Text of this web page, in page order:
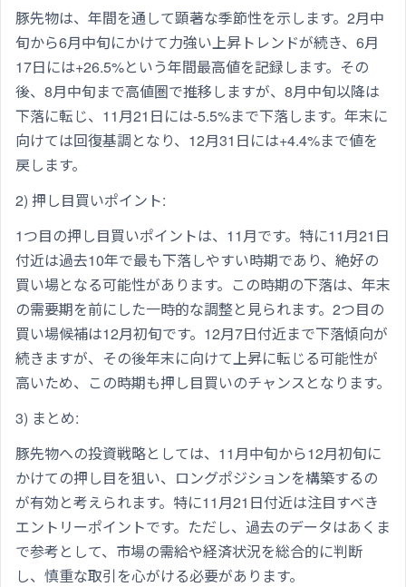
豚先物は、年間を通して顕著な季節性を示します。2月中
旬から6月中旬にかけて力強い上昇トレンドが続き、6月
17日には+26.5%という年間最高値を記録します。その
後、8月中旬まで高値圏で推移しますが、8月中旬以降は
下落に転じ、11月21日には-5.5%まで下落します。年末に
向けては回復基調となり、12月31日には+4.4%まで値を
戻します。
2) 押し目買いポイント:
1つ目の押し目買いポイントは、11月です。特に11月21日
付近は過去10年で最も下落しやすい時期であり、絶好の
買い場となる可能性があります。この時期の下落は、年末
の需要期を前にした一時的な調整と見られます。2つ目の
買い場候補は12月初旬です。12月7日付近まで下落傾向が
続きますが、その後年末に向けて上昇に転じる可能性が
高いため、この時期も押し目買いのチャンスとなります。
3) まとめ:
豚先物への投資戦略としては、11月中旬から12月初旬に
かけての押し目を狙い、ロングポジションを構築するの
が有効と考えられます。特に11月21日付近は注目すべき
エントリーポイントです。ただし、過去のデータはあくま
で参考として、市場の需給や経済状況を総合的に判断
し、慎重な取引を心がける必要があります。